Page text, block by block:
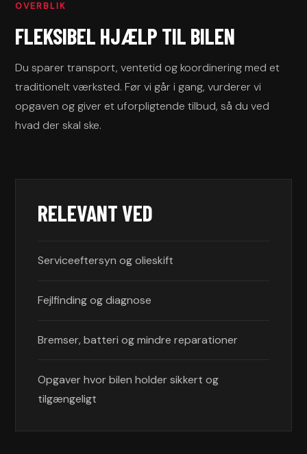
OVERBLIK
FLEKSIBEL HJÆLP TIL BILEN
Du sparer transport, ventetid og koordinering med et
traditionelt værksted. Før vi går i gang, vurderer vi
opgaven og giver et uforpligtende tilbud, så du ved
hvad der skal ske.
RELEVANT VED
Serviceeftersyn og olieskift
Fejlfinding og diagnose
Bremser, batteri og mindre reparationer
Opgaver hvor bilen holder sikkert og
tilgængeligt